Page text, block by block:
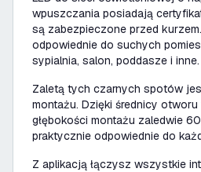
wpuszczania posiadają
są zabezpieczone przed
odpowiednie do suchych
sypialnia, salon, poddasze i inne.
Zaletą tych czarnych spotów
montażu. Dzięki średnicy
głębokości montażu zaledwie
praktycznie odpowiednie do
Z aplikacją łączysz wszystkie